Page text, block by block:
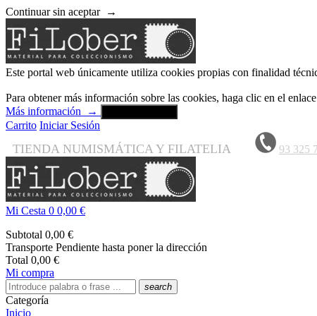
Continuar sin aceptar →
Este portal web únicamente utiliza cookies propias con finalidad
Para obtener más información sobre las cookies, haga clic en el
Más información
→
Carrito Iniciar Sesión
TIENDA NUMISMÁTICA Y FILATELIA 93 325
Mi Cesta 0 0,00 €
Subtotal 0,00 €
Transporte Pendiente hasta poner la dirección
Total 0,00 €
Mi compra
search
Categoría
Inicio